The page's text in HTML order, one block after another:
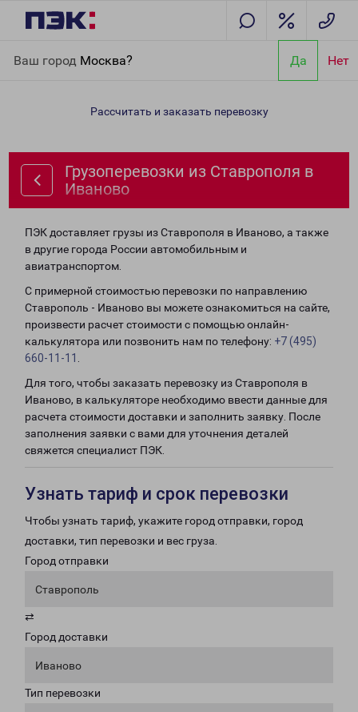
Ваш город Москва? Да Нет
Иваново
Рассчитать и заказать перевозку
Грузоперевозки из Ставрополя в
Иваново
ПЭК доставляет грузы из Ставрополя в Иваново, а также
в другие города России автомобильным и
авиатранспортом.
С примерной стоимостью перевозки по направлению
Ставрополь - Иваново вы можете ознакомиться на сайте,
произвести расчет стоимости с помощью онлайн-
калькулятора или позвонить нам по телефону: +7 (495)
660-11-11
Для того, чтобы заказать перевозку из Ставрополя в
Иваново, в калькуляторе необходимо ввести данные для
расчета стоимости доставки и заполнить заявку. После
заполнения заявки с вами для уточнения деталей
свяжется специалист ПЭК.
Узнать тариф и срок перевозки
Чтобы узнать тариф, укажите город отправки, город
доставки, тип перевозки и вес груза.
Город отправки
Ставрополь
⇄
Город доставки
Иваново
Тип перевозки